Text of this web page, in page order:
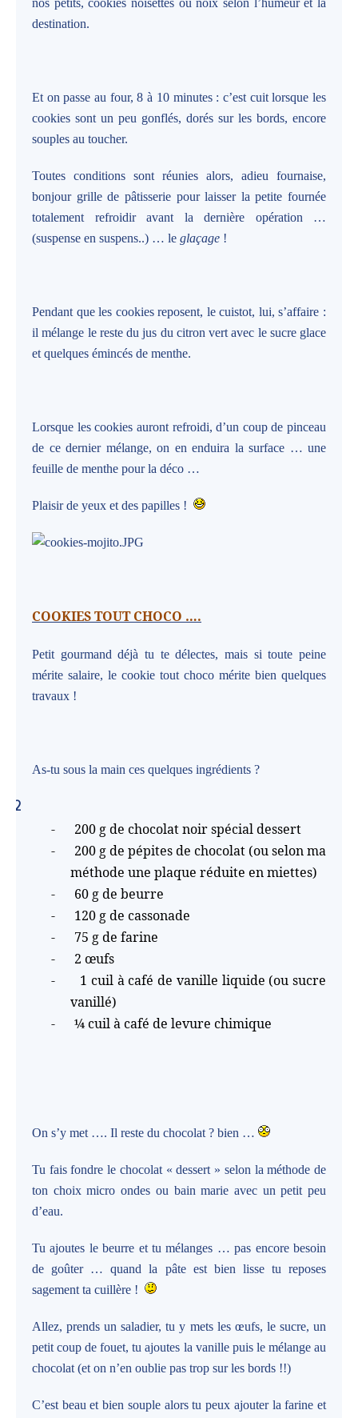
nos petits, cookies noisettes ou noix selon l’humeur et la
destination.
Et on passe au four, 8 à 10 minutes : c’est cuit lorsque les
cookies sont un peu gonflés, dorés sur les bords, encore
souples au toucher.
Toutes conditions sont réunies alors, adieu fournaise,
bonjour grille de pâtisserie pour laisser la petite fournée
totalement refroidir avant la dernière opération …
(suspense en suspens..) … le glaçage !
Pendant que les cookies reposent, le cuistot, lui, s’affaire :
il mélange le reste du jus du citron vert avec le sucre glace
et quelques émincés de menthe.
Lorsque les cookies auront refroidi, d’un coup de pinceau
de ce dernier mélange, on en enduira la surface … une
feuille de menthe pour la déco …
Plaisir de yeux et des papilles !
COOKIES TOUT CHOCO ….
Petit gourmand déjà tu te délectes, mais si toute peine
mérite salaire, le cookie tout choco mérite bien quelques
travaux !
As-tu sous la main ces quelques ingrédients ?
2
-
200 g de chocolat noir spécial dessert
-
200 g de pépites de chocolat (ou selon ma
méthode une plaque réduite en miettes)
-
60 g de beurre
-
120 g de cassonade
-
75 g de farine
-
2 œufs
-
1 cuil à café de vanille liquide (ou sucre
vanillé)
-
¼ cuil à café de levure chimique
On s’y met …. Il reste du chocolat ? bien …
Tu fais fondre le chocolat « dessert » selon la méthode de
ton choix micro ondes ou bain marie avec un petit peu
d’eau.
Tu ajoutes le beurre et tu mélanges … pas encore besoin
de goûter … quand la pâte est bien lisse tu reposes
sagement ta cuillère !
Allez, prends un saladier, tu y mets les œufs, le sucre, un
petit coup de fouet, tu ajoutes la vanille puis le mélange au
chocolat (et on n’en oublie pas trop sur les bords !!)
C’est beau et bien souple alors tu peux ajouter la farine et